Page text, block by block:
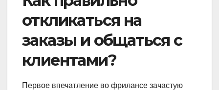
откликаться на
заказы и общаться с
клиентами?
Первое впечатление во фрилансе зачастую